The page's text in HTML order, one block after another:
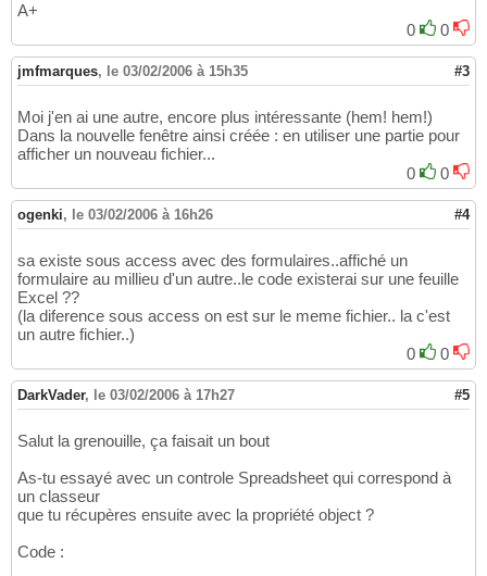
A+
0
0
jmfmarques, le 03/02/2006 à 15h35 #3
Moi j'en ai une autre, encore plus intéressante (hem! hem!)
Dans la nouvelle fenêtre ainsi créée : en utiliser une partie pour
afficher un nouveau fichier...
0
0
ogenki, le 03/02/2006 à 16h26 #4
sa existe sous access avec des formulaires..affiché un
formulaire au millieu d'un autre..le code existerai sur une feuille
Excel ??
(la diference sous access on est sur le meme fichier.. la c'est
un autre fichier..)
0
0
DarkVader, le 03/02/2006 à 17h27 #5
Salut la grenouille, ça faisait un bout
As-tu essayé avec un controle Spreadsheet qui correspond à
un classeur
que tu récupères ensuite avec la propriété object ?
Code :